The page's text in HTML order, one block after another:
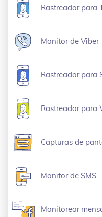
Rastreador para
Monitor de Viber
Rastreador para
Rastreador para
Capturas de
Monitor de SMS
Monitorear